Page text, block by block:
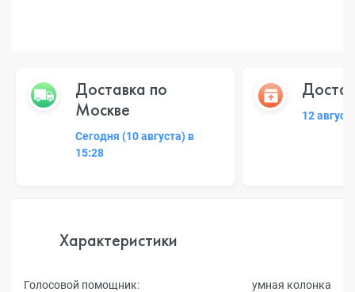
Доставка по
Москве
Сегодня (10 августа) в
15:28
12
Характеристики
Голосовой помощник: умная колонка